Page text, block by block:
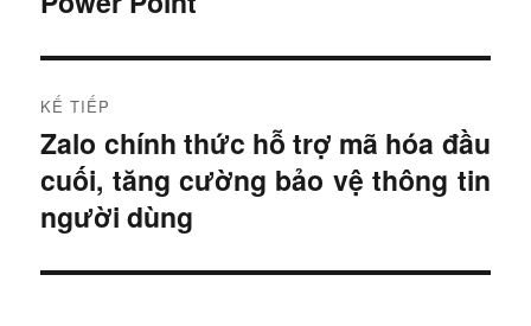
u
h
ư
ớ
t
r
ư
ớ
c
:
KẾ TIẾP
B
à
i
i
Zalo chính thức hỗ trợ mã hóa đầu
cuối, tăng cường bảo vệ thông tin
người dùng